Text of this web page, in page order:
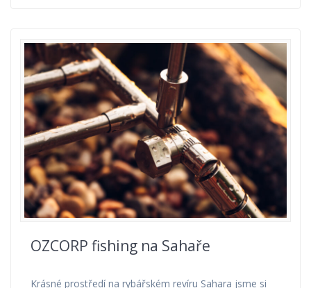
OZCORP fishing na Sahaře
Krásné prostředí na rybářském revíru Sahara jsme si